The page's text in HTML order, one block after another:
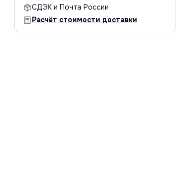
СДЭК и Почта России
Расчёт стоимости доставки